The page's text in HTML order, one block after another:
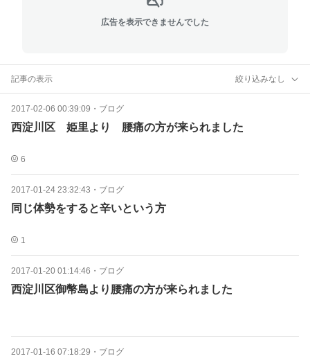
広告を表示できませんでした
記事の表示 絞り込みなし
2017-02-06 00:39:09 ・ ブログ
西淀川区 姫里より 腰痛の方が来られました
6
2017-01-24 23:32:43 ・ ブログ
同じ体勢をすると辛いという方
1
2017-01-20 01:14:46 ・ ブログ
西淀川区御幣島より腰痛の方が来られました
2017-01-16 07:18:29 ・ ブログ